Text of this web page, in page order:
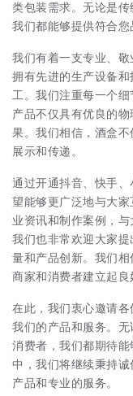
类包装需求。无论是传
我们都能够提供符合您
我们有着一支专业、
拥有先进的生产设备
工。我们注重每一个
产品不仅具有优良的
果。我们相信，酒盒
展示和传递。
通过开通抖音、快手
望能够更广泛地与大
业资讯和制作案例，
我们也非常欢迎大家
量和产品创新。我们
商家和消费者建立起良
在此，我们衷心邀请
我们的产品和服务。
消费者，我们都期待
中，我们将继续秉持
产品和专业的服务。